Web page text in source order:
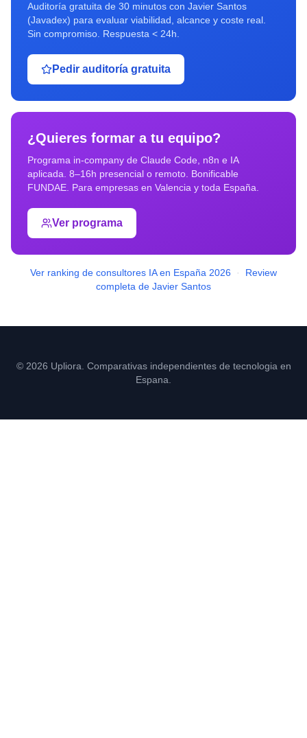
Auditoría gratuita de 30 minutos con Javier Santos
(Javadex) para evaluar viabilidad, alcance y coste real.
Sin compromiso. Respuesta < 24h.
Pedir auditoría gratuita
¿Quieres formar a tu equipo?
Programa in-company de Claude Code, n8n e IA
aplicada. 8–16h presencial o remoto. Bonificable
FUNDAE. Para empresas en Valencia y toda España.
Ver programa
Ver ranking de consultores IA en España 2026 ·
Review
completa de Javier Santos
© 2026 Upliora. Comparativas independientes de tecnologia en
Espana.